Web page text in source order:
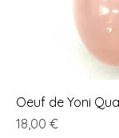
Oeuf de Yoni
Prix
18,00 €